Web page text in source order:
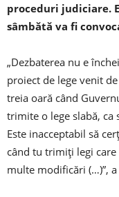
proceduri judiciare.
sâmbătă va fi
„Dezbaterea nu e
proiect de lege venit
treia oară când
trimite o lege slabă,
Este inacceptabil să
când tu trimiți legi
multe modificări (…)”,